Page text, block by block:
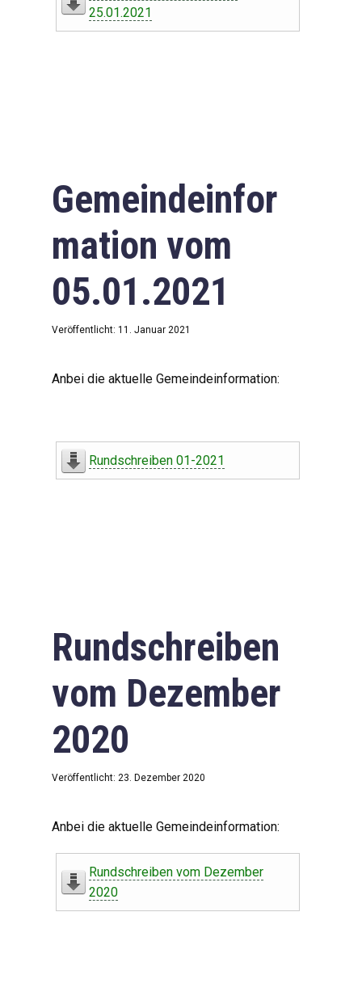
25.01.2021
Gemeindeinfor
mation vom
05.01.2021
Veröffentlicht: 11. Januar 2021
Anbei die aktuelle Gemeindeinformation:
Rundschreiben 01-2021
Rundschreiben
vom Dezember
2020
Veröffentlicht: 23. Dezember 2020
Anbei die aktuelle Gemeindeinformation:
Rundschreiben vom Dezember
2020